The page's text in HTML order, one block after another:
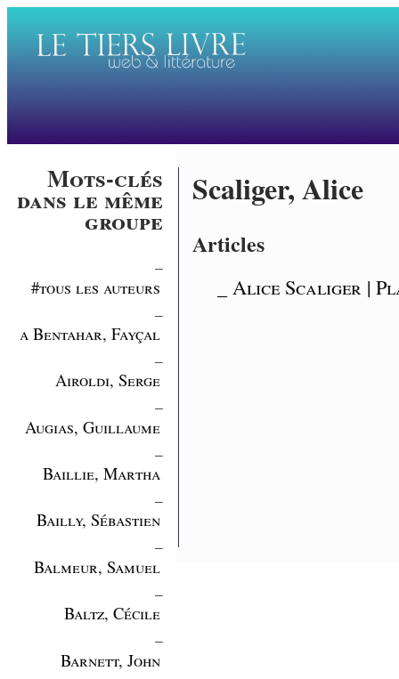
Mots-clés
dans le même
groupe
#tous les auteurs
a Bentahar, Fayçal
Airoldi, Serge
Augias, Guillaume
Baillie, Martha
Bailly, Sébastien
Balmeur, Samuel
Baltz, Cécile
Barnett, John
Scaliger, Alice
Articles
_ Alice Scaliger |